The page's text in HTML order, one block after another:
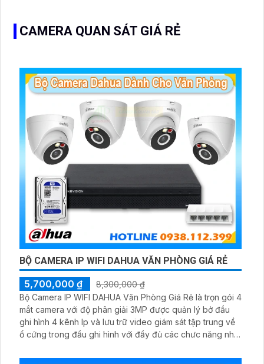
CAMERA QUAN SÁT GIÁ RẺ
BỘ CAMERA IP WIFI DAHUA VĂN PHÒNG GIÁ RẺ
5,700,000 ₫
8,300,000 ₫
Bộ Camera IP WIFI DAHUA Văn Phòng Giá Rẻ là trọn gói 4
mắt camera với độ phân giải 3MP được quản lý bở đầu
ghi hình 4 kênh Ip và lưu trữ video giám sát tập trung về
ổ cứng trong đầu ghi hình với đầy đủ các chưc năng như
giám sát có màu vào ban đêm